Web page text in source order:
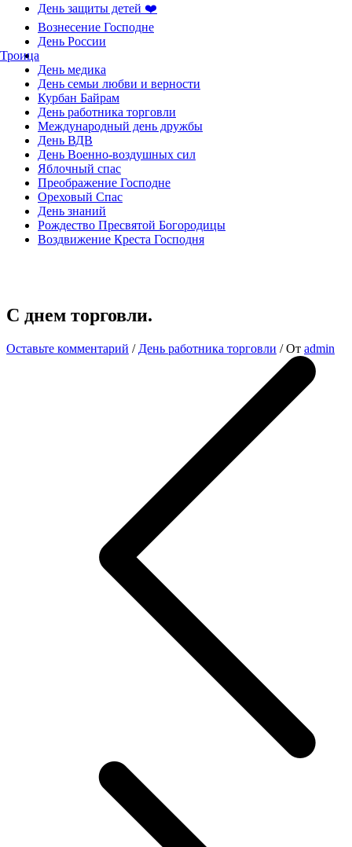
День защиты детей ❤️
Вознесение Господне
День России
Троица
День медика
День семьи любви и верности
Курбан Байрам
День работника торговли
Международный день дружбы
День ВДВ
День Военно-воздушных сил
Яблочный спас
Преображение Господне
Ореховый Спас
День знаний
Рождество Пресвятой Богородицы
Воздвижение Креста Господня
С днем торговли.
Оставьте комментарий / День работника торговли / От admin